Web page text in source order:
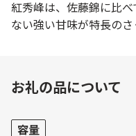
紅秀峰は、佐藤錦に比
ない強い甘味が特長のさ
お礼の品について
容量